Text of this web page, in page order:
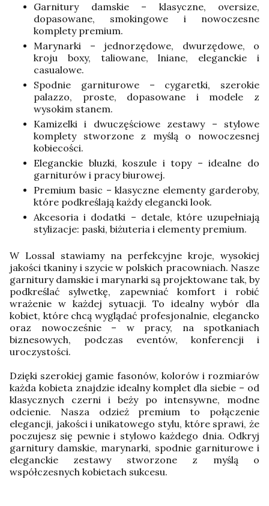
Garnitury damskie – klasyczne, oversize,
dopasowane, smokingowe i nowoczesne
komplety premium.
Marynarki – jednorzędowe, dwurzędowe, o
kroju boxy, taliowane, lniane, eleganckie i
casualowe.
Spodnie garniturowe – cygaretki, szerokie
palazzo, proste, dopasowane i modele z
wysokim stanem.
Kamizelki i dwuczęściowe zestawy – stylowe
komplety stworzone z myślą o nowoczesnej
kobiecości.
Eleganckie bluzki, koszule i topy – idealne do
garniturów i pracy biurowej.
Premium basic – klasyczne elementy garderoby,
które podkreślają każdy elegancki look.
Akcesoria i dodatki – detale, które uzupełniają
stylizacje: paski, biżuteria i elementy premium.
W Lossal stawiamy na perfekcyjne kroje, wysokiej
jakości tkaniny i szycie w polskich pracowniach. Nasze
garnitury damskie i marynarki są projektowane tak, by
podkreślać sylwetkę, zapewniać komfort i robić
wrażenie w każdej sytuacji. To idealny wybór dla
kobiet, które chcą wyglądać profesjonalnie, elegancko
oraz nowocześnie – w pracy, na spotkaniach
biznesowych, podczas eventów, konferencji i
uroczystości.
Dzięki szerokiej gamie fasonów, kolorów i rozmiarów
każda kobieta znajdzie idealny komplet dla siebie – od
klasycznych czerni i beży po intensywne, modne
odcienie. Nasza odzież premium to połączenie
elegancji, jakości i unikatowego stylu, które sprawi, że
poczujesz się pewnie i stylowo każdego dnia. Odkryj
garnitury damskie, marynarki, spodnie garniturowe i
eleganckie zestawy stworzone z myślą o
współczesnych kobietach sukcesu.